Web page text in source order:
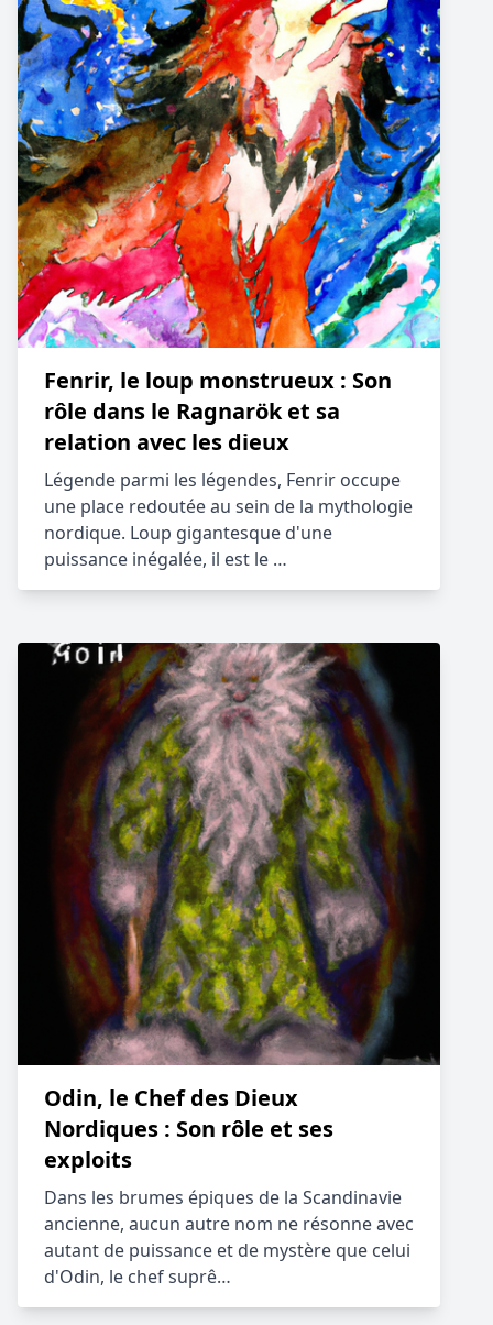
Fenrir, le loup monstrueux : Son
rôle dans le Ragnarök et sa
relation avec les dieux
Légende parmi les légendes, Fenrir occupe
une place redoutée au sein de la mythologie
nordique. Loup gigantesque d'une
puissance inégalée, il est le …
Odin, le Chef des Dieux
Nordiques : Son rôle et ses
exploits
Dans les brumes épiques de la Scandinavie
ancienne, aucun autre nom ne résonne avec
autant de puissance et de mystère que celui
d'Odin, le chef suprê…